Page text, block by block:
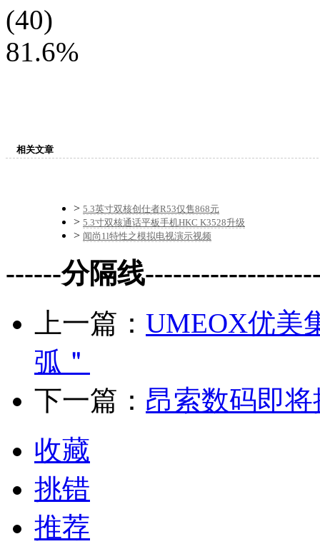
(40)
81.6%
相关文章
> 5.3英寸双核创仕者R53仅售868元
> 5.3寸双核通话平板手机HKC K3528升级
> 闻尚1l特性之模拟电视演示视频
------分隔线
上一篇： UMEOX优美
弧＂
下一篇： 昂索数码即
收藏
挑错
推荐